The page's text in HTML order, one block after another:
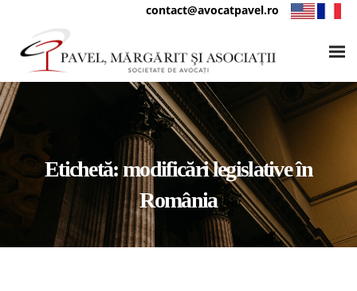
contact@avocatpavel.ro
Etichetă:modificări legislative în
România